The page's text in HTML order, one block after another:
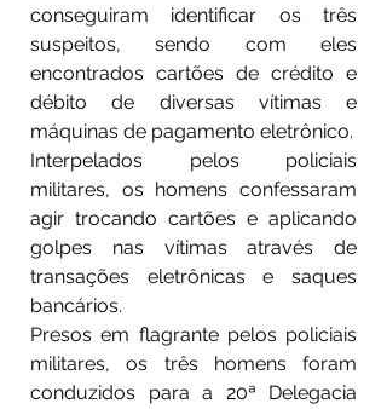
conseguiram identificar os três
suspeitos, sendo com eles
encontrados cartões de crédito e
débito de diversas vítimas e
máquinas de pagamento eletrônico.
Interpelados pelos policiais
militares, os homens confessaram
agir trocando cartões e aplicando
golpes nas vítimas através de
transações eletrônicas e saques
bancários.
Presos em flagrante pelos policiais
militares, os três homens foram
conduzidos para a 20ª Delegacia